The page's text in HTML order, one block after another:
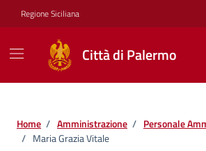
Vai ai contenuti
Vai al footer
Regione Siciliana
Città di Palermo
Home / Amministrazione / Personale
/ Maria Grazia Vitale